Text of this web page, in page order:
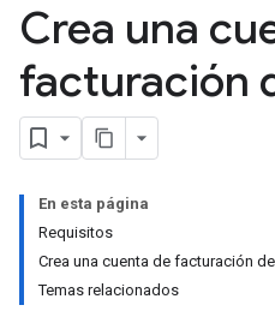
Crea una
facturación
En esta página
Requisitos
Crea una cuenta de facturación
Temas relacionados